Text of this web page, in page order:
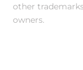
other
owners.